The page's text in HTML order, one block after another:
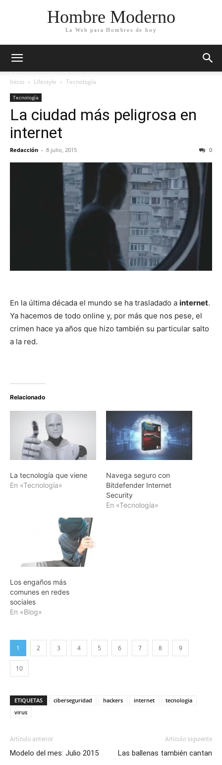
Hombre Moderno
La Web para Hombres de hoy
Inicio Lifestyle Tecnología
Tecnología
La ciudad más peligrosa en
internet
Redacción - 8 julio, 2015 0
En la última década el mundo se ha trasladado a internet.
Ya hacemos de todo online y, por más que nos pese, el
crimen hace ya años que hizo también su particular salto
a la red.
Relacionado
La tecnología que viene
En «Tecnología»
Navega seguro con
Bitdefender Internet
Security
En «Tecnología»
Los engaños más
comunes en redes
sociales
En «Blog»
1 2 3 4 5 6 7 8 9
10
ETIQUETAS ciberseguridad hackers internet
tecnologia
virus
Artículo anterior
Modelo del mes: Julio 2015
Artículo siguiente
Las ballenas también cantan